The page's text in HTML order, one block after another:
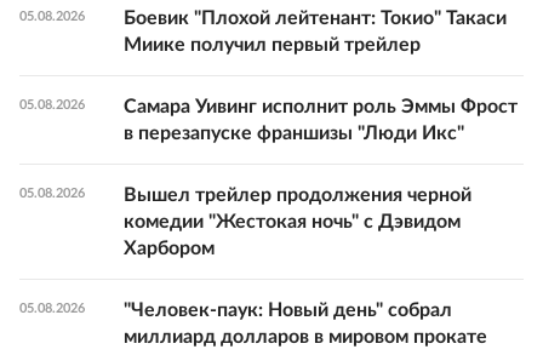
05.08.2026
Боевик "Плохой лейтенант: Токио" Такаси
Миике получил первый трейлер
05.08.2026
Самара Уивинг исполнит роль Эммы Фрост
в перезапуске франшизы "Люди Икс"
05.08.2026
Вышел трейлер продолжения черной
комедии "Жестокая ночь" с Дэвидом
Харбором
05.08.2026
"Человек-паук: Новый день" собрал
миллиард долларов в мировом прокате